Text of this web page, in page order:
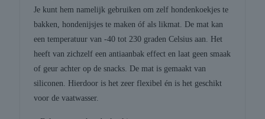
Je kunt hem namelijk gebruiken om zelf hondenkoekjes te
bakken, hondenijsjes te maken óf als likmat. De mat kan
een temperatuur van -40 tot 230 graden Celsius aan. Het
heeft van zichzelf een antiaanbak effect en laat geen smaak
of geur achter op de snacks. De mat is gemaakt van
siliconen. Hierdoor is het zeer flexibel én is het geschikt
voor de vaatwasser.